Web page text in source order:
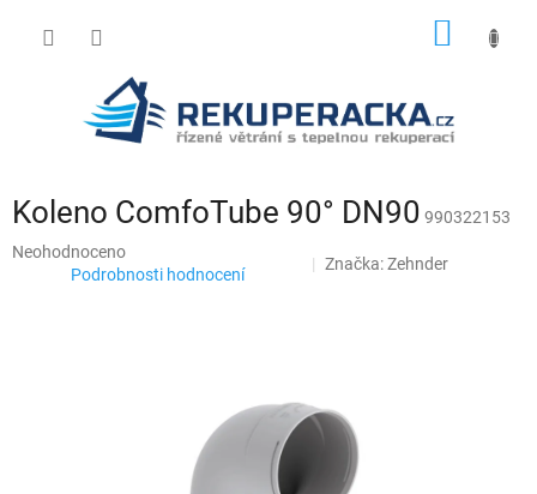
Koleno ComfoTube 90° DN90 990322153
Průměrné
hodnocení
Neohodnoceno
Podrobnosti hodnocení
Značka:Zehnder